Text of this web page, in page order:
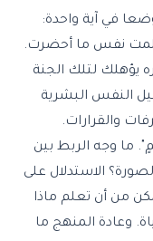
في آية واحدة:
نفس ما أحضرت.
لتلك الجنة
النفس البشرية
والقرارات.
". ما وجه الربط بين
الاستدلال على
من أن تعلم ماذا
وعادة المنهج ما